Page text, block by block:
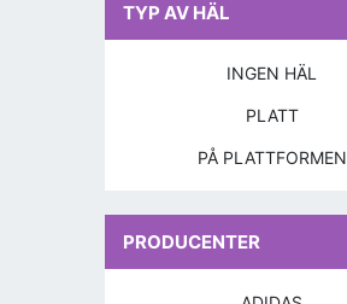
TYP AV HÄL
INGEN HÄL
PLATT
PÅ PLATTFORMEN
PRODUCENTER